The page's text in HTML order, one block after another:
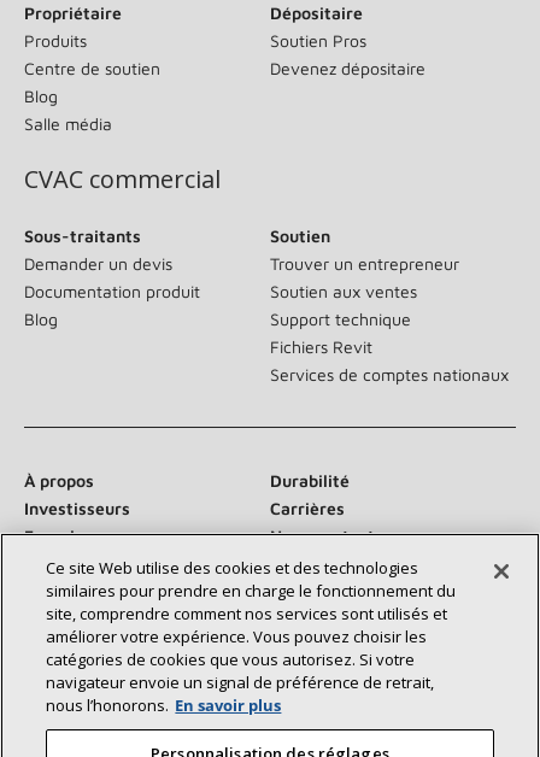
Propriétaire
Produits
Centre de soutien
Blog
Salle média
Dépositaire
Soutien Pros
Devenez dépositaire
CVAC commercial
Sous-traitants
Demander un devis
Documentation produit
Blog
Soutien
Trouver un entrepreneur
Soutien aux ventes
Support technique
Fichiers Revit
Services de comptes nationaux
À propos
Durabilité
Investisseurs
Carrières
Fournisseurs
Nous contacter
Salle de presse
Communiquez avec nous :
Ce site Web utilise des cookies et des technologies
similaires pour prendre en charge le fonctionnement du
site, comprendre comment nos services sont utilisés et
améliorer votre expérience. Vous pouvez choisir les
catégories de cookies que vous autorisez. Si votre
navigateur envoie un signal de préférence de retrait,
nous l’honorons. En savoir plus